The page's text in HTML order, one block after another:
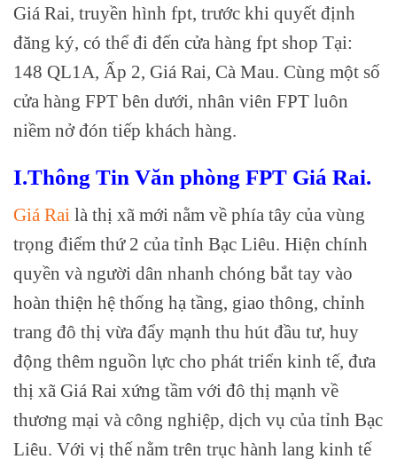
Giá Rai, truyền hình fpt, trước khi quyết định
đăng ký, có thể đi đến cửa hàng fpt shop Tại:
148 QL1A, Ấp 2, Giá Rai, Cà Mau. Cùng một số
cửa hàng FPT bên dưới, nhân viên FPT luôn
niềm nở đón tiếp khách hàng.
I.Thông Tin Văn phòng FPT Giá Rai.
Giá Rai là thị xã mới nằm về phía tây của vùng
trọng điểm thứ 2 của tỉnh Bạc Liêu. Hiện chính
quyền và người dân nhanh chóng bắt tay vào
hoàn thiện hệ thống hạ tầng, giao thông, chỉnh
trang đô thị vừa đẩy mạnh thu hút đầu tư, huy
động thêm nguồn lực cho phát triển kinh tế, đưa
thị xã Giá Rai xứng tầm với đô thị mạnh về
thương mại và công nghiệp, dịch vụ của tỉnh Bạc
Liêu. Với vị thế nằm trên trục hành lang kinh tế